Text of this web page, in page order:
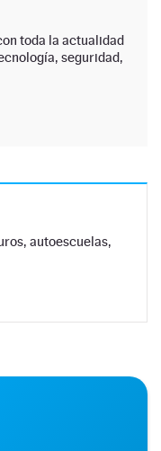
toda la actualidad
seguridad,
autoescuelas,